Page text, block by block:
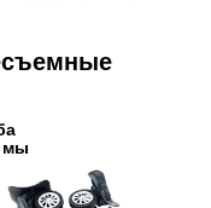
мы